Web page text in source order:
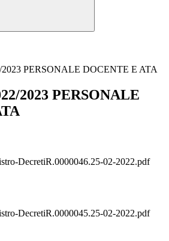
PERSONALE DOCENTE E ATA
2023 PERSONALE
DecretiR.0000046.25-02-2022.pdf
DecretiR.0000045.25-02-2022.pdf